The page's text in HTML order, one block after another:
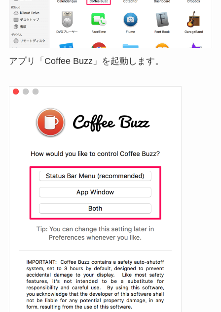
アプリ「Coffee Buzz」を起動します。